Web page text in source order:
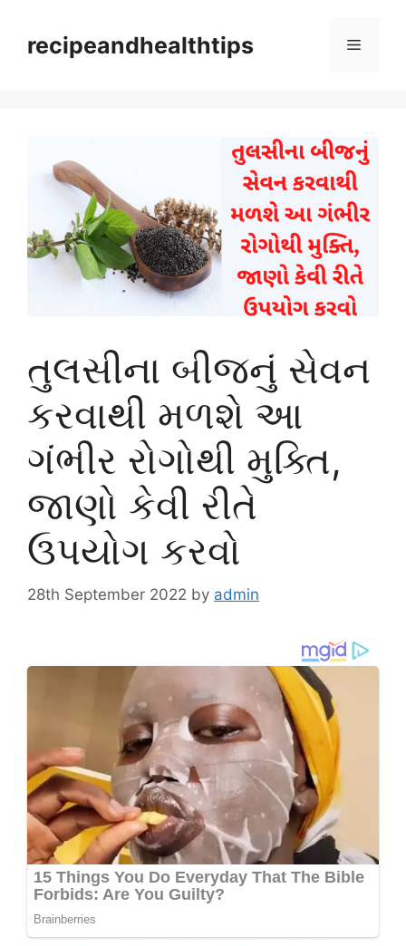
contentrecipeandhealthtips Menu
તુલસીના બીજનું સેવન
કરવાથી મળશે આ
ગંભીર રોગોથી મુક્તિ,
જાણો કેવી રીતે
ઉપયોગ કરવો
28th September 2022 by admin